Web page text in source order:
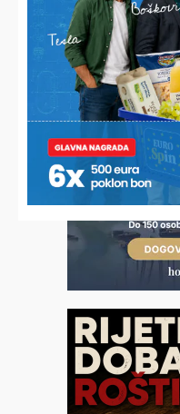
Poznati automehaničar:
obavezno provjerite, na
pažnju”